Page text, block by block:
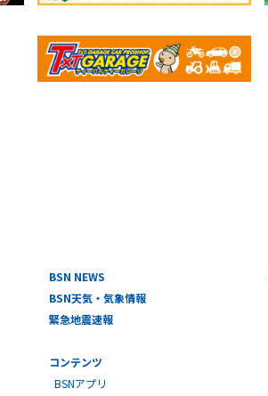
BSN NEWS
BSN天気・気象情報
緊急地震速報
コンテンツ
BSNアプリ